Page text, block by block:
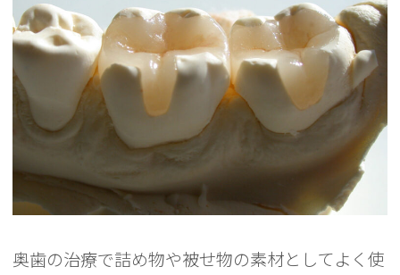
奥歯の治療で詰め物や被せ物の素材としてよく使